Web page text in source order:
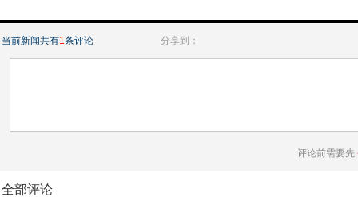
当前新闻共有1条评论 分享到：
评论前需要先
全部评论